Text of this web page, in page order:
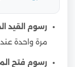
رسوم القيد
مرة واحدة
رسوم فتح